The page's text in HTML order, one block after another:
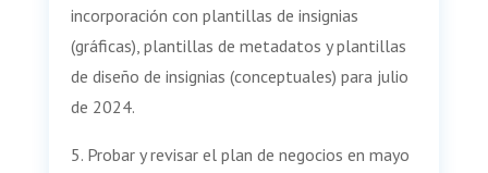
incorporación con plantillas de insignias
(gráficas), plantillas de metadatos y plantillas
de diseño de insignias (conceptuales) para julio
de 2024.
5. Probar y revisar el plan de negocios en mayo